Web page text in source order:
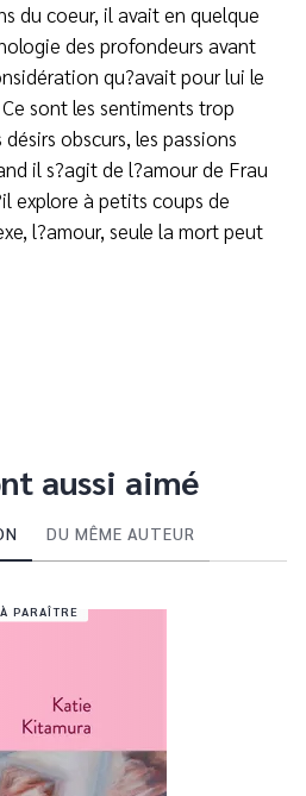
du coeur, il avait en quelque
des profondeurs avant
qu?avait pour lui le
sont les sentiments trop
obscurs, les passions
il s?agit de l?amour de Frau
explore à petits coups de
l?amour, seule la mort peut
aussi aimé
DU MÊME AUTEUR
À PARAÎTRE